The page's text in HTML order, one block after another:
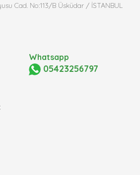
Cad. No:113/B Üsküdar / İSTANBUL
Whatsapp
05423256797